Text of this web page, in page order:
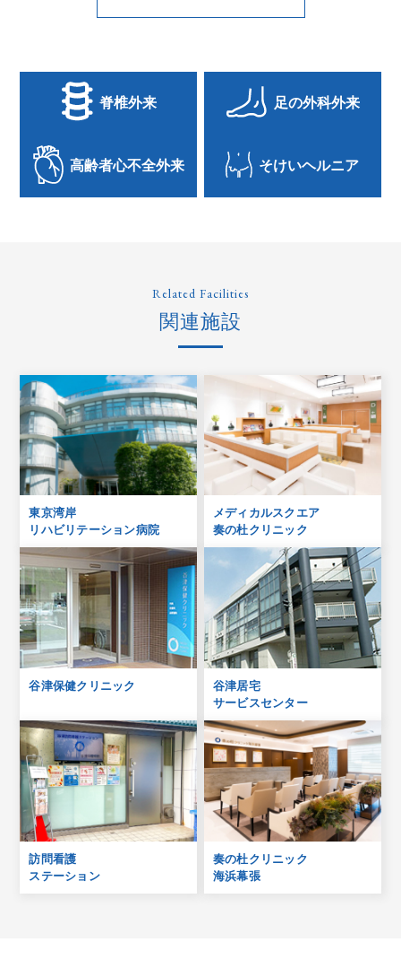
脊椎外来 足の外科外来
高齢者心不全外来 そけいヘルニア
Related Facilities
関連施設
東京湾岸
リハビリテーション病院
メディカルスクエア
奏の杜クリニック
谷津保健クリニック
谷津居宅
サービスセンター
訪問看護
ステーション
奏の杜クリニック
海浜幕張